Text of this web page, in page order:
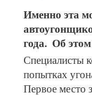
Именно эта
года. Об
Специалисты
попытках
Первое место